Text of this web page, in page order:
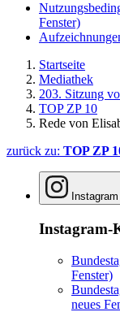
Fenster)
Startseite
Mediathek
203. Sitzung
TOP ZP 10
Rede von
zurück zu: TOP ZP
Instagram
Instagram-
Fenster)
neues